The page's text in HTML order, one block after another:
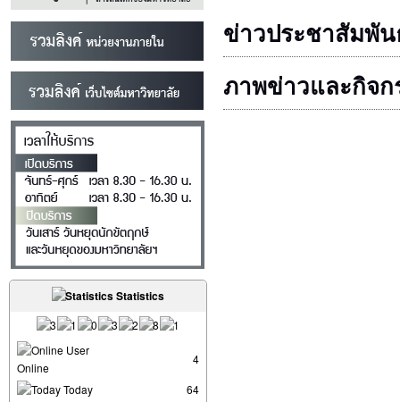
Statistics
User
Online
4
Today
64
ข่าวประชาสัมพั
ภาพข่าวและกิจก